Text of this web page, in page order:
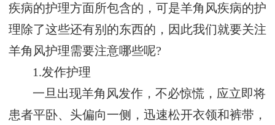
疾病的护理方面所包含的，可是羊角风疾病的护
理除了这些还有别的东西的，因此我们就要关注
羊角风护理需要注意哪些呢?
1.发作护理
一旦出现羊角风发作，不必惊慌，应立即将
患者平卧、头偏向一侧，迅速松开衣领和裤带，